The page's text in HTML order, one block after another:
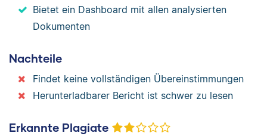
Bietet ein Dashboard mit allen analysierten
Dokumenten
Nachteile
Findet keine vollständigen Übereinstimmungen
Herunterladbarer Bericht ist schwer zu lesen
Erkannte Plagiate